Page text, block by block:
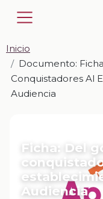
Inicio
Documento:
Conquistadores Al
Audiencia
Ficha: Del
Audiencia